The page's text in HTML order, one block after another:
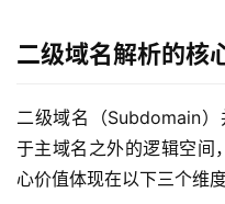
二级域名解析的核
二级域名（Subdomain
于主域名之外的逻辑空间
心价值体现在以下三个维度